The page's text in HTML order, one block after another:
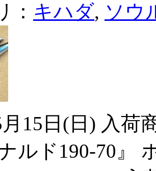
： キハダ, ソウ
月15日(日) 入荷
ルド190-70』